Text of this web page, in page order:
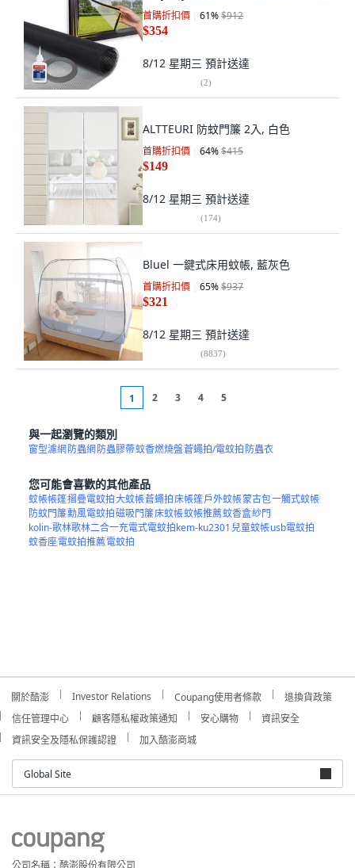
首購折扣價 61%$912
$354
8/12 星期三 預計送達
(2)
ALTTEURI 防蚊門簾 2入, 白色
首購折扣價 64%$415
$149
8/12 星期三 預計送達
(174)
Bluel 一鍵式床用蚊帳, 藍灰色
首購折扣價 65%$937
$321
8/12 星期三 預計送達
(8837)
1 2 3 4 5
與一起瀏覽的類別
窗型濾網防蟲網防蟲膠帶蚊香燃燒盤蒼蠅拍/電蚊拍 防蟲衣
您可能會喜歡的其他產品
蚊帳帳篷摺疊電蚊拍大蚊帳蒼蠅拍床帳篷戶外蚊帳蒙古包一觸式蚊帳
防蚊門簾勳風電蚊拍磁吸門簾床蚊帳蚊帳推薦蚊香盒紗門
kolin-歌林歌林二合一充電式電蚊拍kem-ku2301 兒童蚊帳usb電蚊拍
蚊香座電蚊拍推薦電蚊拍
關於酷澎 Investor Relations Coupang使用者條款
退換貨政策
信任管理中心
顧客隱私權政策通知 安心購物
資訊安全
資訊安全及隱私保護認證
加入酷澎商城
Global Site
公司名稱：酷澎股份有限公司